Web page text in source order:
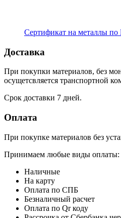
Сертификат на металлы
Доставка
При покупки материалов, без
осущетсвляется транспортной
Срок доставки 7 дней.
Оплата
При покупке материалов без
Принимаем любые виды оплаты:
Наличные
На карту
Оплата по СПБ
Безналичный расчет
Оплата по Qr коду